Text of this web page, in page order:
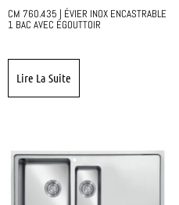
CM 760.435 | ÉVIER INOX ENCASTRABLE
1 BAC AVEC ÉGOUTTOIR
Lire La Suite